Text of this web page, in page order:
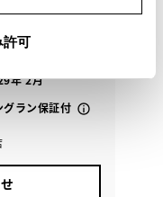
許可
年 2月
グラン保証付